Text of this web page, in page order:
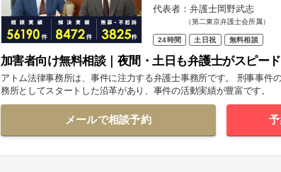
代表者：弁護士岡野武志
（第二東京弁護士会所属）
24時間 土日祝 無料相談
加害者向け無料相談｜夜間・土日も弁護士がスピー
アトム法律事務所は、事件に注力する弁護士事務所です。 刑事事件
務所としてスタートした沿革があり、事件の活動実績が豊富です。
メールで相談予約